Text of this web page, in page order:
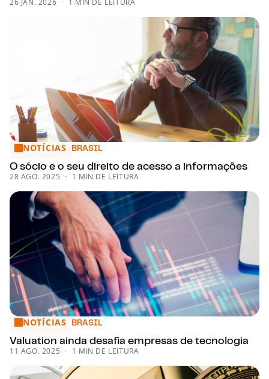
O sócio e o seu direito de acesso a informações
NOTÍCIAS BRASIL
O sócio e o seu direito de acesso a informações
28 AGO. 2025 1 MIN DE LEITURA
Valuation ainda desafia empresas de tecnologia
NOTÍCIAS BRASIL
Valuation ainda desafia empresas de tecnologia
11 AGO. 2025 1 MIN DE LEITURA